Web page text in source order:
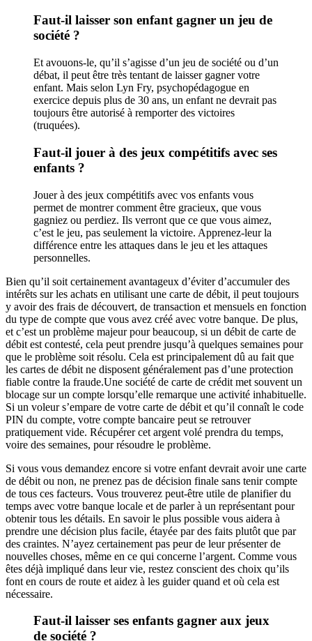
Faut-il laisser son enfant gagner un jeu de
société ?
Et avouons-le, qu’il s’agisse d’un jeu de société ou d’un
débat, il peut être très tentant de laisser gagner votre
enfant. Mais selon Lyn Fry, psychopédagogue en
exercice depuis plus de 30 ans, un enfant ne devrait pas
toujours être autorisé à remporter des victoires
(truquées).
Faut-il jouer à des jeux compétitifs avec ses
enfants ?
Jouer à des jeux compétitifs avec vos enfants vous
permet de montrer comment être gracieux, que vous
gagniez ou perdiez. Ils verront que ce que vous aimez,
c’est le jeu, pas seulement la victoire. Apprenez-leur la
différence entre les attaques dans le jeu et les attaques
personnelles.
Bien qu’il soit certainement avantageux d’éviter d’accumuler des
intérêts sur les achats en utilisant une carte de débit, il peut toujours
y avoir des frais de découvert, de transaction et mensuels en fonction
du type de compte que vous avez créé avec votre banque. De plus,
et c’est un problème majeur pour beaucoup, si un débit de carte de
débit est contesté, cela peut prendre jusqu’à quelques semaines pour
que le problème soit résolu. Cela est principalement dû au fait que
les cartes de débit ne disposent généralement pas d’une protection
fiable contre la fraude.Une société de carte de crédit met souvent un
blocage sur un compte lorsqu’elle remarque une activité inhabituelle.
Si un voleur s’empare de votre carte de débit et qu’il connaît le code
PIN du compte, votre compte bancaire peut se retrouver
pratiquement vide. Récupérer cet argent volé prendra du temps,
voire des semaines, pour résoudre le problème.
Si vous vous demandez encore si votre enfant devrait avoir une carte
de débit ou non, ne prenez pas de décision finale sans tenir compte
de tous ces facteurs. Vous trouverez peut-être utile de planifier du
temps avec votre banque locale et de parler à un représentant pour
obtenir tous les détails. En savoir le plus possible vous aidera à
prendre une décision plus facile, étayée par des faits plutôt que par
des craintes. N’ayez certainement pas peur de leur présenter de
nouvelles choses, même en ce qui concerne l’argent. Comme vous
êtes déjà impliqué dans leur vie, restez conscient des choix qu’ils
font en cours de route et aidez à les guider quand et où cela est
nécessaire.
Faut-il laisser ses enfants gagner aux jeux
de société ?